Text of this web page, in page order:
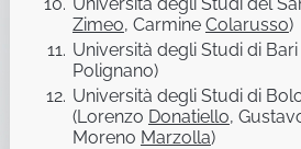
Zimeo, Carmine Colarusso)
Università degli Studi di
Polignano)
Università degli Studi di
(Lorenzo Donatiello,
Moreno Marzolla)